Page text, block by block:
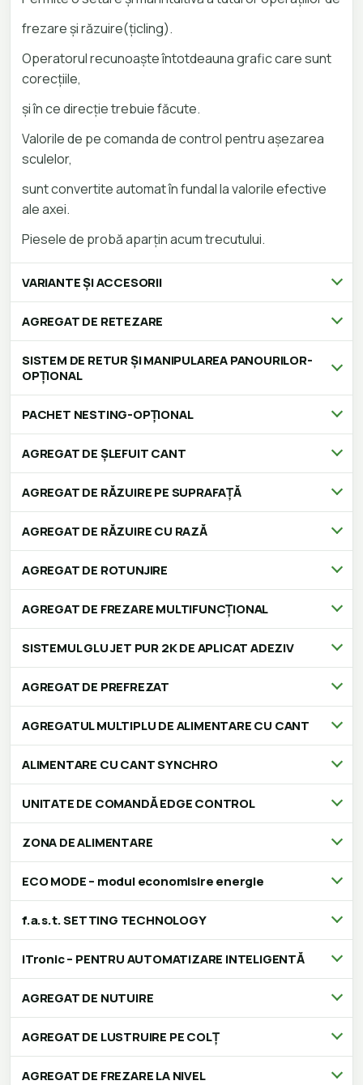
frezare și răzuire(țicling).
Operatorul recunoaște întotdeauna grafic care sunt
corecțiile,
și în ce direcție trebuie făcute.
Valorile de pe comanda de control pentru așezarea
sculelor,
sunt convertite automat în fundal la valorile efective
ale axei.
Piesele de probă aparțin acum trecutului.
VARIANTE ȘI ACCESORII
AGREGAT DE RETEZARE
SISTEM DE RETUR ȘI MANIPULAREA PANOURILOR-
OPȚIONAL
PACHET NESTING-OPȚIONAL
AGREGAT DE ȘLEFUIT CANT
AGREGAT DE RĂZUIRE PE SUPRAFAȚĂ
AGREGAT DE RĂZUIRE CU RAZĂ
AGREGAT DE ROTUNJIRE
AGREGAT DE FREZARE MULTIFUNCȚIONAL
SISTEMUL GLU JET PUR 2K DE APLICAT ADEZIV
AGREGAT DE PREFREZAT
AGREGATUL MULTIPLU DE ALIMENTARE CU CANT
ALIMENTARE CU CANT SYNCHRO
UNITATE DE COMANDĂ EDGE CONTROL
ZONA DE ALIMENTARE
ECO MODE – modul economisire energie
f.a.s.t. SETTING TECHNOLOGY
iTronic – PENTRU AUTOMATIZARE INTELIGENTĂ
AGREGAT DE NUTUIRE
AGREGAT DE LUSTRUIRE PE COLȚ
AGREGAT DE FREZARE LA NIVEL